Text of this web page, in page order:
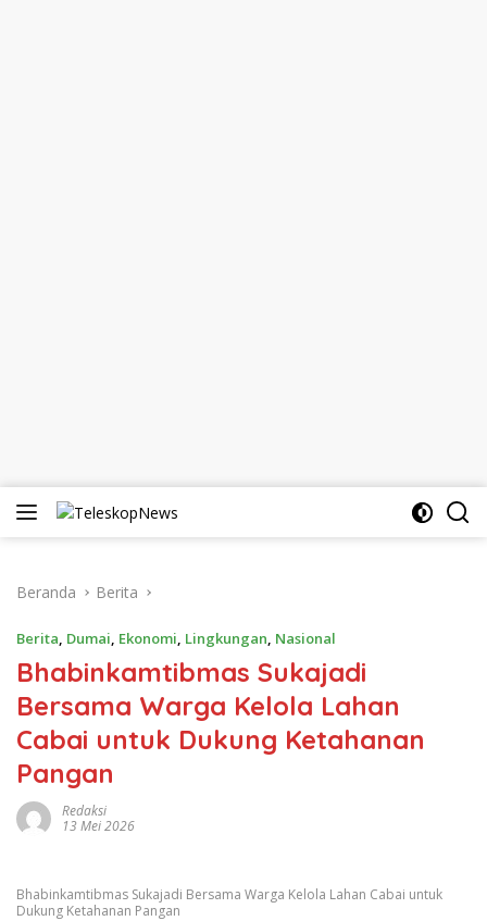
Langsung
Beranda Berita
Berita, Dumai, Ekonomi, Lingkungan, Nasional
Bhabinkamtibmas Sukajadi
Bersama Warga Kelola Lahan
Cabai untuk Dukung Ketahanan
Pangan
Redaksi
13 Mei 2026
Bhabinkamtibmas Sukajadi Bersama Warga Kelola Lahan Cabai untuk
Dukung Ketahanan Pangan